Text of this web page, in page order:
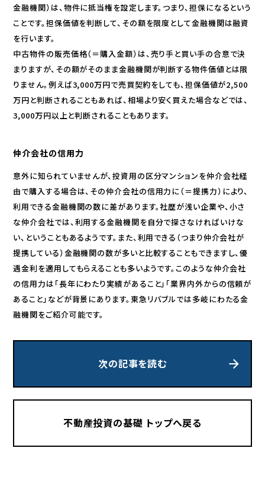
金融機関）は、物件に抵当権を設定します。つまり、担保になるという
ことです。担保価値を判断して、その額を限度として金融機関は融資
を行います。
中古物件の販売価格（＝購入金額）は、売り手と買い手の合意で決
まりますが、その額がそのまま金融機関が判断する物件価値とは限
りません。例えば3,000万円で売買契約をしても、担保価値が2,500
万円と判断されることもあれば、相場より安く買えた場合などでは、
3,000万円以上と判断されることもあります。
仲介会社の信用力
意外に知られていませんが、投資用の区分マンションを仲介会社経
由で購入する場合は、その仲介会社の信用力に（＝提携力）により、
利用できる金融機関の数に差があります。社歴が浅い企業や、小さ
な仲介会社では、利用する金融機関を自分で探さなければいけな
い、ということもあるようです。また、利用できる（つまり仲介会社が
提携している）金融機関の数が多いと比較することもできますし、優
遇金利を適用してもらえることも多いようです。このような仲介会社
の信用力は「長年にわたり実績があること」「業界内外からの信頼が
あること」などが背景にあります。東急リバブルでは多岐にわたる金
融機関をご紹介可能です。
次の記事を読む
不動産投資の基礎 トップへ戻る